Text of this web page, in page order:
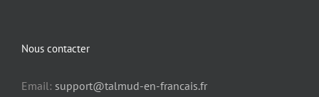
Nous contacter
Email: support@talmud-en-francais.fr